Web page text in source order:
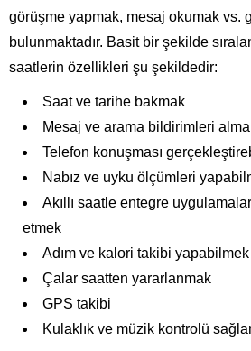
görüşme yapmak, mesaj okumak vs.
bulunmaktadır. Basit bir şekilde
saatlerin özellikleri şu şekildedir:
Saat ve tarihe bakmak
Mesaj ve arama bildirimleri
Telefon konuşması
Nabız ve uyku ölçümleri
Akıllı saatle entegre
etmek
Adım ve kalori takibi yapabilmek
Çalar saatten yararlanmak
GPS takibi
Kulaklık ve müzik kontrolü